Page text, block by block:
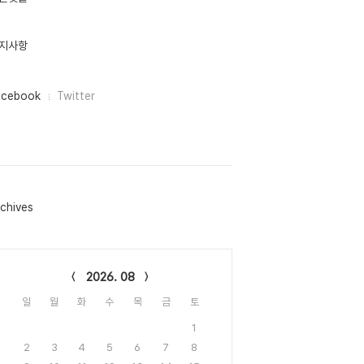
사항
Twitter
2026. 08
일 월 화 수 목 금 토
1
2
3 4 5 6 7
8